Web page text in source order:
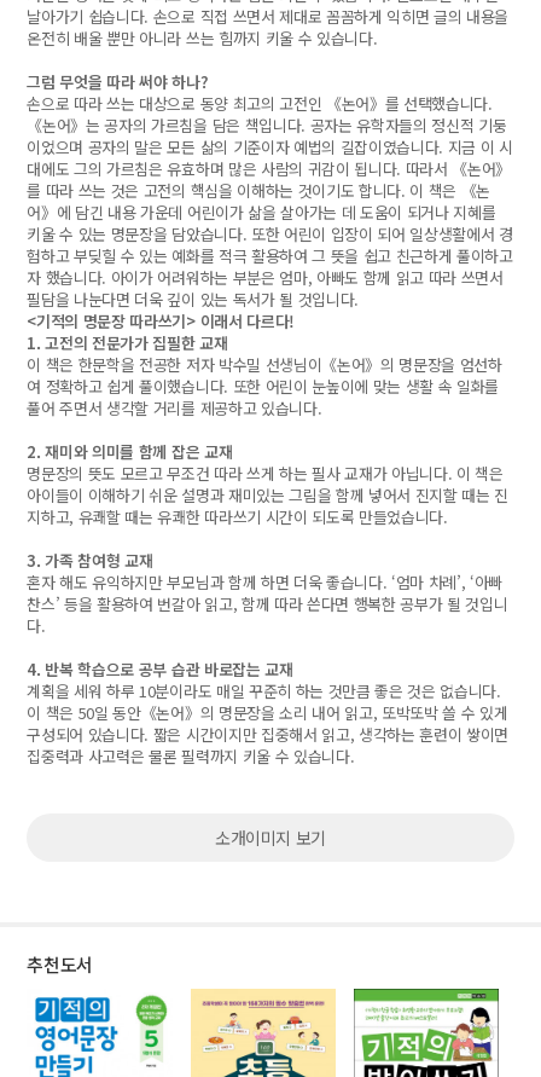
날아가기 쉽습니다. 손으로 직접 쓰면서 제대로 꼼꼼하게 익히면 글의 내용을
온전히 배울 뿐만 아니라 쓰는 힘까지 키울 수 있습니다.
그럼 무엇을 따라 써야 하나?
손으로 따라 쓰는 대상으로 동양 최고의 고전인 《논어》를 선택했습니다.
《논어》는 공자의 가르침을 담은 책입니다. 공자는 유학자들의 정신적 기둥
이었으며 공자의 말은 모든 삶의 기준이자 예법의 길잡이였습니다. 지금 이 시
대에도 그의 가르침은 유효하며 많은 사람의 귀감이 됩니다. 따라서 《논어》
를 따라 쓰는 것은 고전의 핵심을 이해하는 것이기도 합니다. 이 책은 《논
어》에 담긴 내용 가운데 어린이가 삶을 살아가는 데 도움이 되거나 지혜를
키울 수 있는 명문장을 담았습니다. 또한 어린이 입장이 되어 일상생활에서 경
험하고 부딪힐 수 있는 예화를 적극 활용하여 그 뜻을 쉽고 친근하게 풀이하고
자 했습니다. 아이가 어려워하는 부분은 엄마, 아빠도 함께 읽고 따라 쓰면서
필담을 나눈다면 더욱 깊이 있는 독서가 될 것입니다.
<기적의 명문장 따라쓰기> 이래서 다르다!
1. 고전의 전문가가 집필한 교재
이 책은 한문학을 전공한 저자 박수밀 선생님이《논어》의 명문장을 엄선하
여 정확하고 쉽게 풀이했습니다. 또한 어린이 눈높이에 맞는 생활 속 일화를
풀어 주면서 생각할 거리를 제공하고 있습니다.
2. 재미와 의미를 함께 잡은 교재
명문장의 뜻도 모르고 무조건 따라 쓰게 하는 필사 교재가 아닙니다. 이 책은
아이들이 이해하기 쉬운 설명과 재미있는 그림을 함께 넣어서 진지할 때는 진
지하고, 유쾌할 때는 유쾌한 따라쓰기 시간이 되도록 만들었습니다.
3. 가족 참여형 교재
혼자 해도 유익하지만 부모님과 함께 하면 더욱 좋습니다. ‘엄마 차례’, ‘아빠
찬스’ 등을 활용하여 번갈아 읽고, 함께 따라 쓴다면 행복한 공부가 될 것입니
다.
4. 반복 학습으로 공부 습관 바로잡는 교재
계획을 세워 하루 10분이라도 매일 꾸준히 하는 것만큼 좋은 것은 없습니다.
이 책은 50일 동안《논어》의 명문장을 소리 내어 읽고, 또박또박 쓸 수 있게
구성되어 있습니다. 짧은 시간이지만 집중해서 읽고, 생각하는 훈련이 쌓이면
집중력과 사고력은 물론 필력까지 키울 수 있습니다.
소개이미지 보기
추천도서